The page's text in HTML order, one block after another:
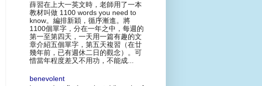
薛習在上大一英文時，老師用了一本
教材叫做 1100 words you need to
know。編排新穎，循序漸進。將
1100個單字，分在一年之中，每週的
第一至第四天，一天用一篇有趣的文
章介紹五個單字，第五天複習（在廿
幾年前，已有週休二日的觀念）。可
惜當年程度差又不用功，不能成...
benevolent